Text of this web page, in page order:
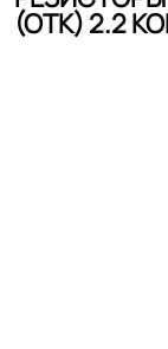
(ОТК) 2.2